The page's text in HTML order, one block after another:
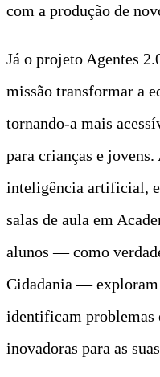
com a produção de
Já o projeto Agentes
missão transformar a
tornando-a mais
para crianças e
inteligência artificial,
salas de aula em
alunos — como
Cidadania — exploram
identificam problemas
inovadoras para as